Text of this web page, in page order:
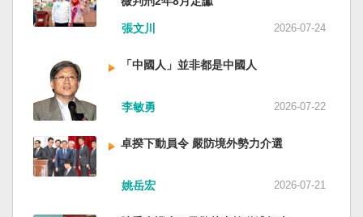
四五年八一五台灣獨立了，台灣早已是聯合國會
員國，也不至於迄今仍以國體不明的身分爭取加
爭。當然也沒有以反共為名、行專政之實的卅八
年戒嚴讓許多政治受難者的母親長期在黑夜哭
泣。 如果一九四五年八一五台灣獨立了，台灣早
已民主化，不必有長期戒嚴體制的壓迫，也沒有
隨中國國民黨從中國流亡到台灣形成的流亡殖民
群落留下來的遺民問題。漢字文化圈的國家台灣
會傳承更多日本留下來的風貌，如果吸引中國人
來台也是中國僑民或台灣新住民、新國民，而不
張文川 2026-07-24
「中國人」並非都是中國人
李敏勇 2026-07-22
卓揆下動員令 嚴防境外勢力介選
姚岳宏 2026-07-21